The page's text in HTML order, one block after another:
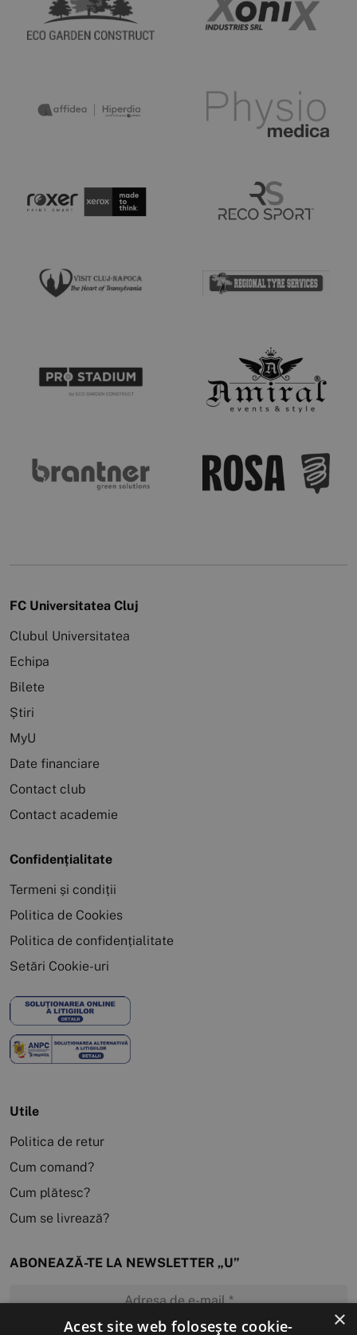
FC Universitatea Cluj
Clubul Universitatea
Echipa
Bilete
Știri
MyU
Date financiare
Contact club
Contact academie
Confidențialitate
Termeni și condiții
Politica de Cookies
Politica de confidențialitate
Setări Cookie-uri
Utile
Politica de retur
Cum comand?
Cum plătesc?
Cum se livrează?
ABONEAZĂ-TE LA NEWSLETTER „U”
×
Acest site web folosește cookie-